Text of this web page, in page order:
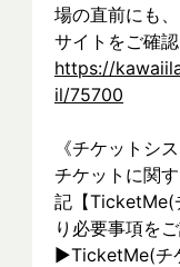
場の直前にも
サイトをご確認
https://
il/75700
《チケットシ
チケットに関
記【TicketMe(
り必要事項を
▶︎TicketMe(チ